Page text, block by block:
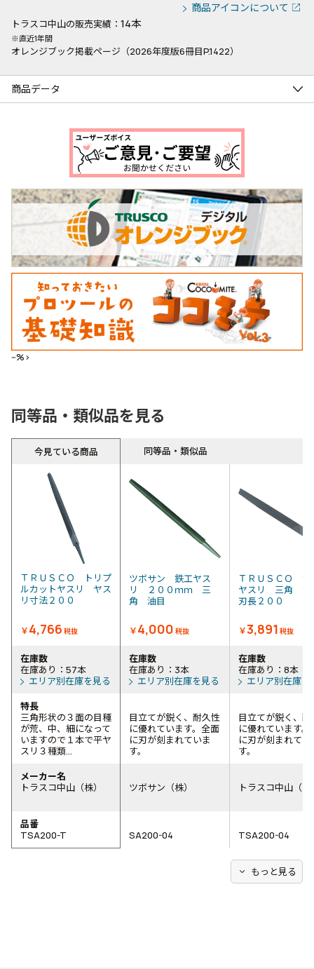
商品アイコンについて
トラスコ中山の販売実績： 14本
※直近1年間
オレンジブック掲載ページ（2026年度版6冊目P.1422）
商品データ
--%>
同等品・類似品を見る
今見ている商品 同等品・類似品
ＴＲＵＳＣＯ トリプ
ルカットヤスリ ヤス
リ寸法２００
￥4,766 税抜
ツボサン 鉄工ヤス
リ ２００ｍｍ 三
角 油目
￥4,000 税抜
ＴＲＵＳＣＯ 鉄
ヤスリ 三角
刃長２００
￥3,891 税抜
在庫数
在庫あり：57本
エリア別在庫を見る
在庫数
在庫あり：3本
エリア別在庫を見る
在庫数
在庫あり：8本
エリア別在庫を
特長
三角形状の３面の目種
が荒、中、細になって
いますので１本で平ヤ
スリ３種類...
目立てが鋭く、耐久性
に優れています。全面
に刃が刻まれていま
す。
目立てが鋭く、耐
に優れています。
に刃が刻まれてい
す。
メーカー名
トラスコ中山（株）
ツボサン（株） トラスコ中山（株
品番
TSA200-T
SA200-04 TSA200-04
expand_more もっと見る